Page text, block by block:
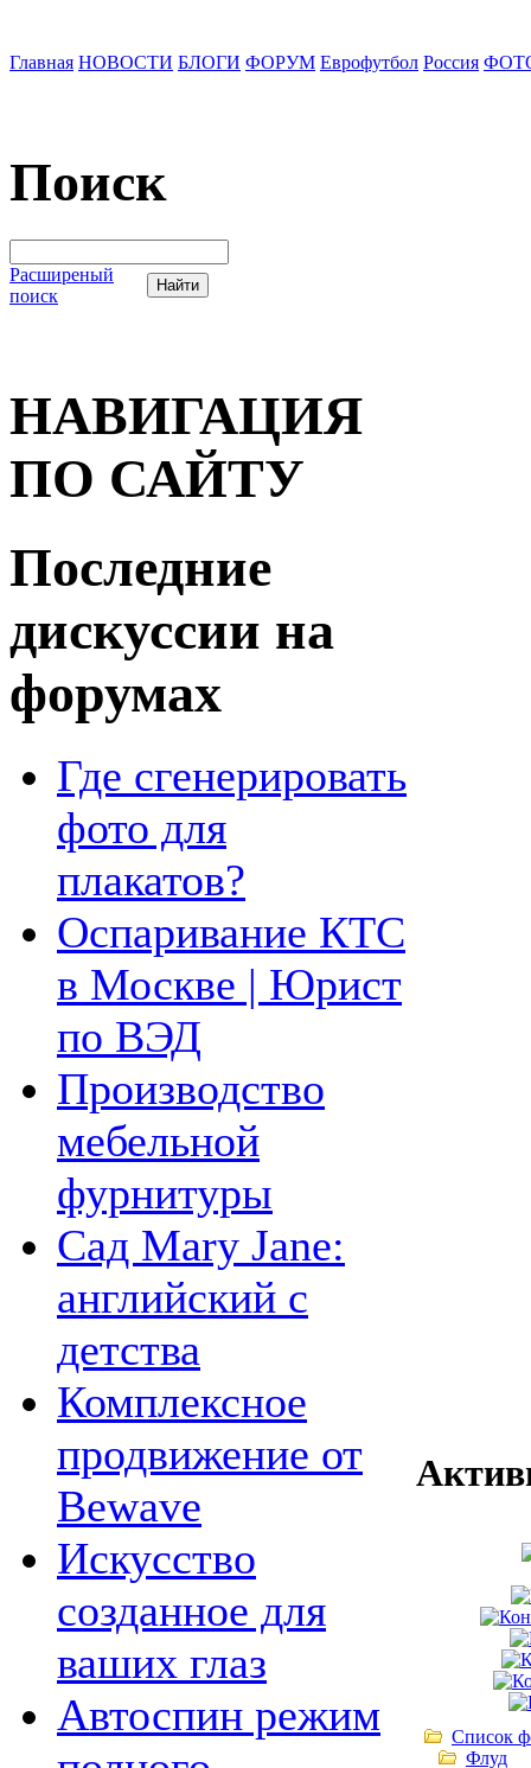
Главная НОВОСТИ БЛОГИ ФОРУМ Еврофутбол Россия
Поиск
Расширеный
поиск
НАВИГАЦИЯ
ПО САЙТУ
Последние
дискуссии на
форумах
Где сгенерировать
фото для
плакатов?
Оспаривание КТС
в Москве | Юрист
по ВЭД
Производство
мебельной
фурнитуры
Сад Mary Jane:
английский с
детства
Комплексное
продвижение от
Bewave
Искусство
созданное для
ваших глаз
Автоспин режим
Список
Флуд